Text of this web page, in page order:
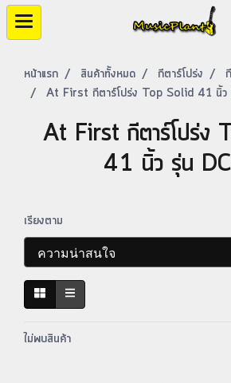
หน้าแรก สินค้าทั้งหมด กีตาร์โปร่ง
At First กีตาร์โปร่ง Top Solid 41 นิ้ว
At First กีตาร์โปร่ง
41 นิ้ว รุ่น
เรียงตาม
ไม่พบสินค้า